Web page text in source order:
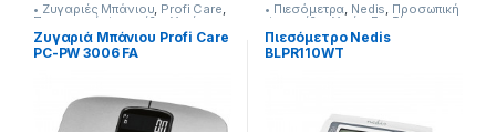
• Ζυγαριές Μπάνιου, Profi Care,
Προσωπική Φροντίδα ,Υγεία-
Ευεξία
Ζυγαριά Μπάνιου Profi Care
PC-PW 3006 FA
• Πιεσόμετρα, Nedis, Προσωπική
Φροντίδα Υγεία-Ευεξία
Πιεσόμετρο Nedis
BLPR110WT